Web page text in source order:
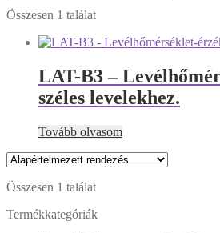
Összesen 1 találat
LAT-B3 –
széles levelekhez.
Tovább olvasom
Összesen 1 találat
Termékkategóriák